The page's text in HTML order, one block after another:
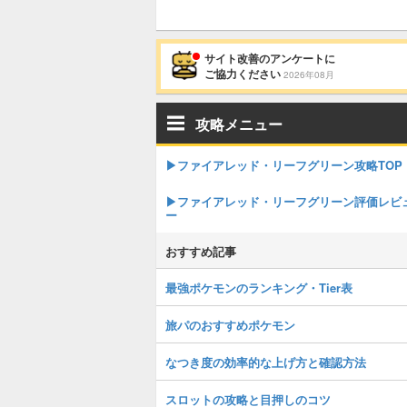
サイト改善のアンケートに
ご協力ください 2026年08月
攻略メニュー
▶︎ファイアレッド・リーフグリーン攻略TOP
▶︎ファイアレッド・リーフグリーン評価レビ
ー
おすすめ記事
最強ポケモンのランキング・Tier表
旅パのおすすめポケモン
なつき度の効率的な上げ方と確認方法
スロットの攻略と目押しのコツ